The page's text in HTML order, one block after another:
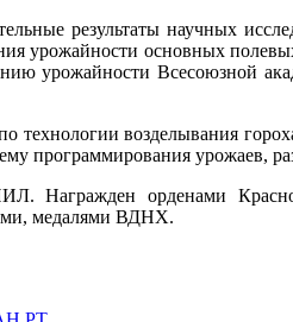
результаты научных
урожайности основных
урожайности Всесоюзной
технологии возделывания
программирования урожаев,
Награжден орденами
медалями ВДНХ.